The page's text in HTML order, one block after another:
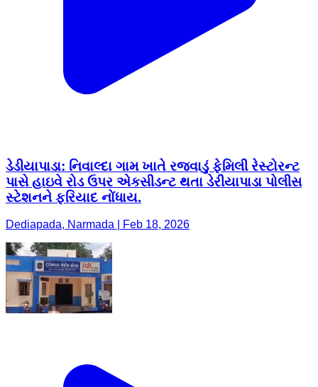
ડેડીયાપાડા: નિવાલ્દા ગામ ખાતે રજવાડું ફેમિલી રેસ્ટોરન્ટ
પાસે હાઇવે રોડ ઉપર એકસીડન્ટ થતા ડેરીયાપાડા પોલીસ
સ્ટેશનને ફરિયાદ નોંધાય.
Dediapada, Narmada | Feb 18, 2026